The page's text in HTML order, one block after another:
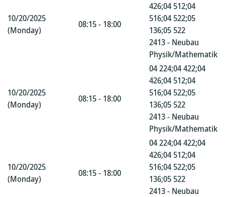
10/20/2025
(Monday)
08:15 - 18:00
426;04 512;04
516;04 522;05
136;05 522
2413 - Neubau
Physik/Mathematik
10/20/2025
(Monday)
08:15 - 18:00
04 224;04 422;04
426;04 512;04
516;04 522;05
136;05 522
2413 - Neubau
Physik/Mathematik
10/20/2025
(Monday)
08:15 - 18:00
04 224;04 422;04
426;04 512;04
516;04 522;05
136;05 522
2413 - Neubau